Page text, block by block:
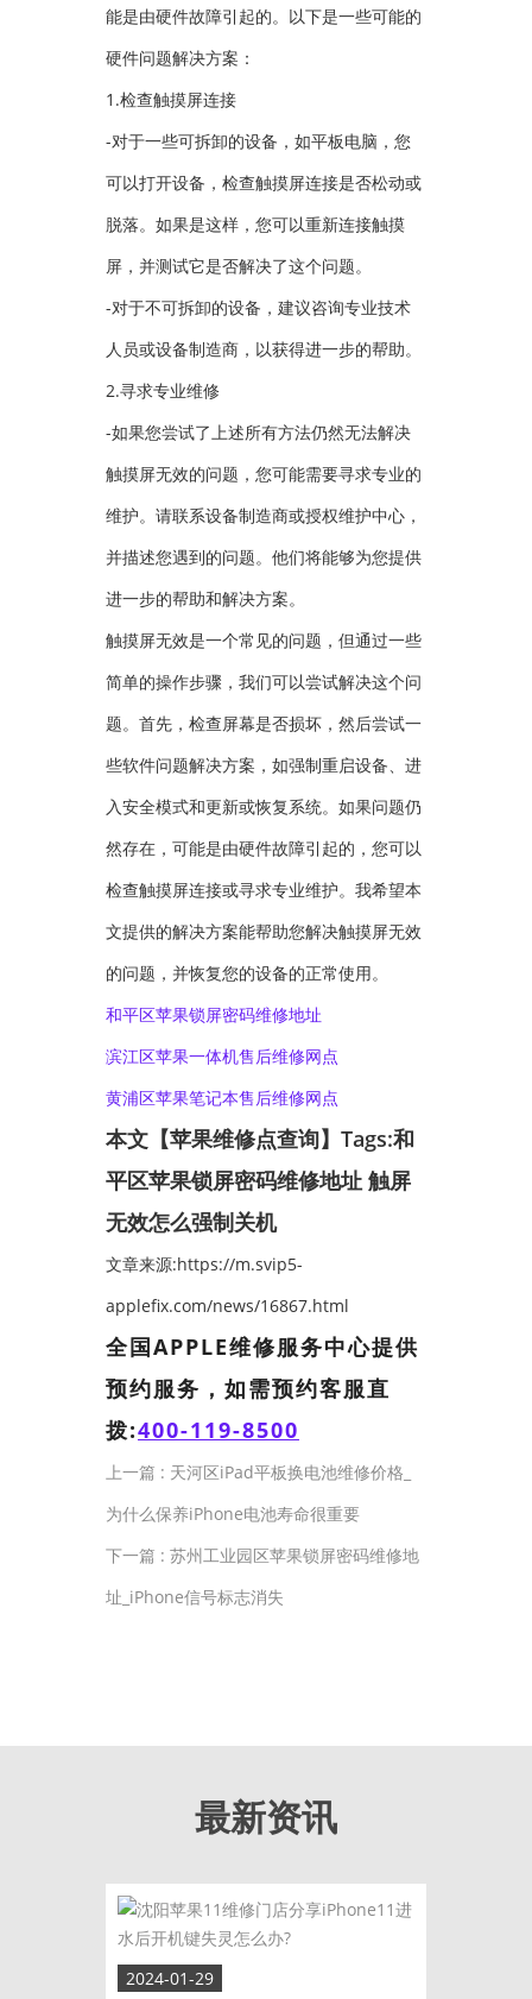
能是由硬件故障引起的。以下是一些可能的
硬件问题解决方案：
1.检查触摸屏连接
-对于一些可拆卸的设备，如平板电脑，您
可以打开设备，检查触摸屏连接是否松动或
脱落。如果是这样，您可以重新连接触摸
屏，并测试它是否解决了这个问题。
-对于不可拆卸的设备，建议咨询专业技术
人员或设备制造商，以获得进一步的帮助。
2.寻求专业维修
-如果您尝试了上述所有方法仍然无法解决
触摸屏无效的问题，您可能需要寻求专业的
维护。请联系设备制造商或授权维护中心，
并描述您遇到的问题。他们将能够为您提供
进一步的帮助和解决方案。
触摸屏无效是一个常见的问题，但通过一些
简单的操作步骤，我们可以尝试解决这个问
题。首先，检查屏幕是否损坏，然后尝试一
些软件问题解决方案，如强制重启设备、进
入安全模式和更新或恢复系统。如果问题仍
然存在，可能是由硬件故障引起的，您可以
检查触摸屏连接或寻求专业维护。我希望本
文提供的解决方案能帮助您解决触摸屏无效
的问题，并恢复您的设备的正常使用。
和平区苹果锁屏密码维修地址
滨江区苹果一体机售后维修网点
黄浦区苹果笔记本售后维修网点
本文【苹果维修点查询】Tags:和
平区苹果锁屏密码维修地址 触屏
无效怎么强制关机
文章来源:https://m.svip5-
applefix.com/news/16867.html
全国APPLE维修服务中心提供
预约服务，如需预约客服直
拨:400-119-8500
上一篇 : 天河区iPad平板换电池维修价格_
为什么保养iPhone电池寿命很重要
下一篇 : 苏州工业园区苹果锁屏密码维修地
址_iPhone信号标志消失
最新资讯
2024-01-29